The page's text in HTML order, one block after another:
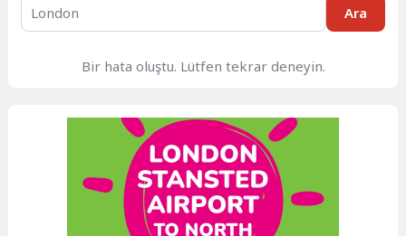
Ara
Bir hata oluştu. Lütfen tekrar deneyin.